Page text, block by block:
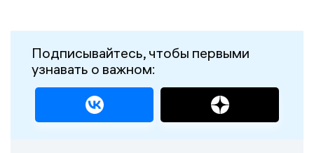
Подписывайтесь, чтобы первыми
узнавать о важном: